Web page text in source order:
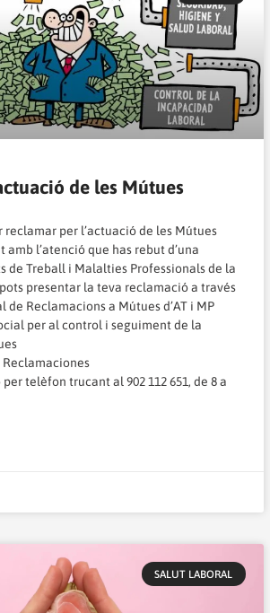
de les Mútues
per l’actuació de les Mútues
amb l’atenció que has rebut d’una
de Treball i Malalties Professionals de la
presentar la teva reclamació a través
de Reclamacions a Mútues d’AT i MP
per al control i seguiment de la
telèfon trucant al 902 112 651, de 8 a
SALUT LABORAL